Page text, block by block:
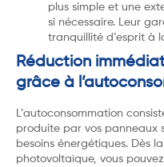
plus simple et une
si nécessaire. Leur
tranquillité d’esprit à
Réduction
grâce à
L’autoconsommation
produite par vos panneaux
besoins énergétiques. Dès
photovoltaïque, vous